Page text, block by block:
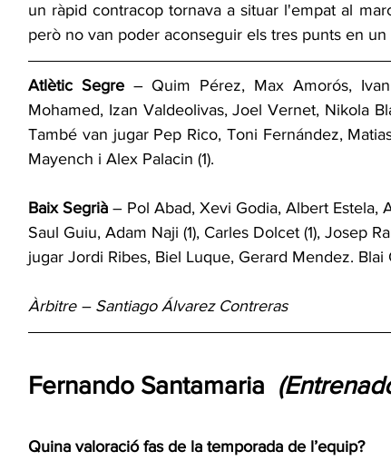
un ràpid contracop tornava a situar l'empat al
però no van poder aconseguir els tres punts en un
Atlètic Segre – Quim Pérez, Max Amorós,
Mohamed, Izan Valdeolivas, Joel Vernet, Nikola
També van jugar Pep Rico, Toni Fernández,
Mayench i Alex Palacin (1).
Baix Segrià – Pol Abad, Xevi Godia, Albert Estela,
Saul Guiu, Adam Naji (1), Carles Dolcet (1), Josep
jugar Jordi Ribes, Biel Luque, Gerard Mendez. Blai
Àrbitre – Santiago Álvarez Contreras
Fernando Santamaria
Quina valoració fas de la temporada de l’equip?